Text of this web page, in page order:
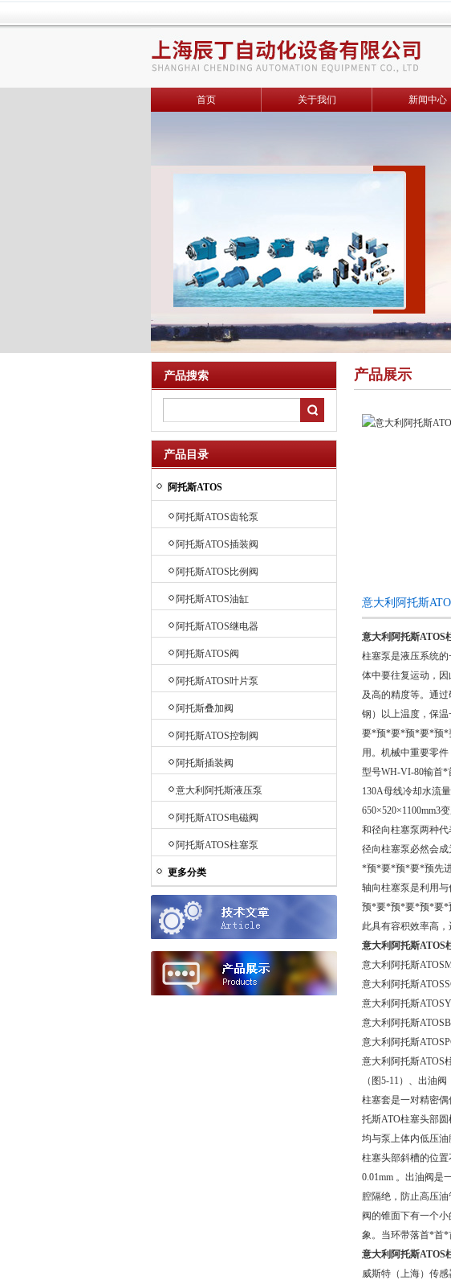
首页 关于我们 新闻中心
产品搜索
产品目录
阿托斯ATOS
阿托斯ATOS齿轮泵
阿托斯ATOS插装阀
阿托斯ATOS比例阀
阿托斯ATOS油缸
阿托斯ATOS继电器
阿托斯ATOS阀
阿托斯ATOS叶片泵
阿托斯叠加阀
阿托斯ATOS控制阀
阿托斯插装阀
意大利阿托斯液压泵
阿托斯ATOS电磁阀
阿托斯ATOS柱塞泵
更多分类
产品展示
意大利阿托斯
意大利阿托斯ATOS
柱塞泵是液压系统
体中要往复运动，
及高的精度等。通
钢）以上温度，保
要*预*要*预*要*预*
用。机械中重要零
型号WH-VI-80输首
130A母线冷却水流
650×520×1100mm3
和径向柱塞泵两种
径向柱塞泵必然会
*预*要*预*要*预先
轴向柱塞泵是利用
预*要*预*要*预*要*
此具有容积效率高
意大利阿托斯ATOS
意大利阿托斯
意大利阿托斯
意大利阿托斯
意大利阿托斯
意大利阿托斯
意大利阿托斯ATOS
（图5-11）、出油
柱塞套是一对精密
托斯ATO柱塞头部
均与泵上体内低压
柱塞头部斜槽的位
0.01mm 。出油阀是
腔隔绝，防止高压
阀的锥面下有一个
象。当环带落首*首*
意大利阿托斯ATOS
威斯特（上海）传